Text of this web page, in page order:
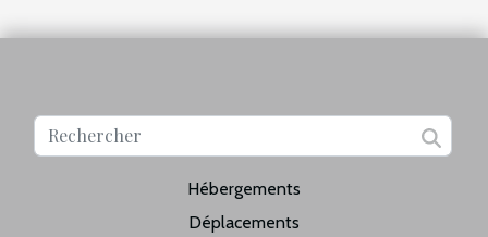
Hébergements
Déplacements